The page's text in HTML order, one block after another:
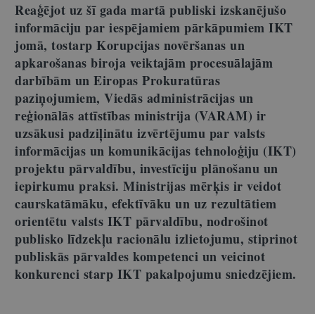
Reaģējot uz šī gada martā publiski izskanējušo
informāciju par iespējamiem pārkāpumiem IKT
jomā, tostarp Korupcijas novēršanas un
apkarošanas biroja veiktajām procesuālajām
darbībām un Eiropas Prokuratūras
paziņojumiem, Viedās administrācijas un
reģionālās attīstības ministrija (VARAM) ir
uzsākusi padziļinātu izvērtējumu par valsts
informācijas un komunikācijas tehnoloģiju (IKT)
projektu pārvaldību, investīciju plānošanu un
iepirkumu praksi. Ministrijas mērķis ir veidot
caurskatāmāku, efektīvāku un uz rezultātiem
orientētu valsts IKT pārvaldību, nodrošinot
publisko līdzekļu racionālu izlietojumu, stiprinot
publiskās pārvaldes kompetenci un veicinot
konkurenci starp IKT pakalpojumu sniedzējiem.